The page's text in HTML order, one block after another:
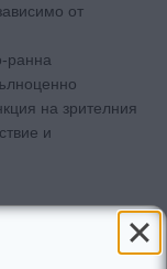
от
ранна
на зрителния
и